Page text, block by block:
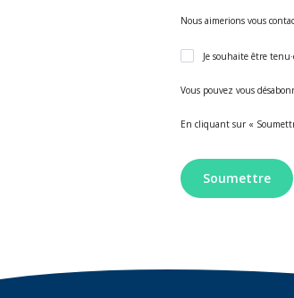
Nous aimerions vous
Je souhaite être
Vous pouvez vous
En cliquant sur «